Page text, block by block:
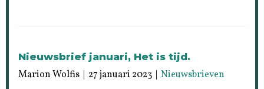
Nieuwsbrief januari, Het is tijd.
Marion Wolfis | 27 januari 2023 |Nieuwsbrieven